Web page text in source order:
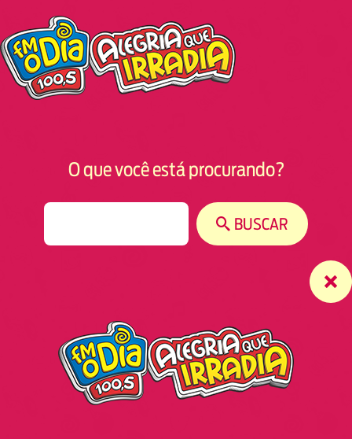
O que você está procurando?
BUSCAR